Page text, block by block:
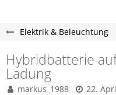
Elektrik & Beleuchtung
Hybridbatterie
Ladung
markus_1988 22.